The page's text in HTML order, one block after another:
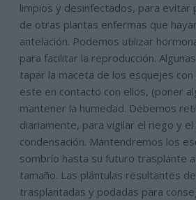
limpios y desinfectados, para evitar
de otras plantas enfermas que
antelación. Podemos utilizar
para facilitar la reproducción.
tapar la maceta de los esquejes
este en contacto con ellos, (poner
mantener la humedad. Debemos
diariamente, para vigilar el riego y
condensación. Mantendremos los
sombrío hasta su futuro trasplante
tamaño. Las plántulas resultantes
trasplantadas y podadas para